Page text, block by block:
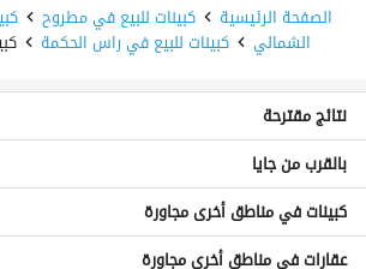
الصفحة الرئيسية
كبينات للبيع في مطروح
الشمالي كبينات للبيع في راس الحكمة
كبينات 1 غرفة نوم للبيع في جايا
كبينات 2 غرفة نوم للبيع في جايا
شاليهات للبيع في جايا
بنتهاوس للبيع في جايا
نتائج مقترحة
كبينات للبيع في ذا مد
كبينات للبيع في هاسيندا ويست
بالقرب من جايا
كبينات للبيع في العين السخنة
كبينات في مناطق أخرى مجاورة
عقارات في مناطق أخرى مجاورة